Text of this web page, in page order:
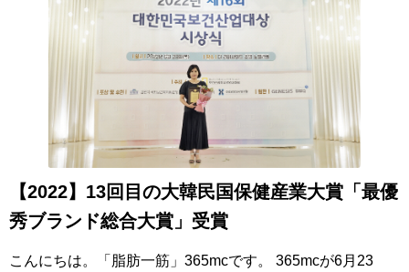
【2022】13回目の大韓民国保健産業大賞「最優
秀ブランド総合大賞」受賞
こんにちは。「脂肪一筋」365mcです。 365mcが6月23